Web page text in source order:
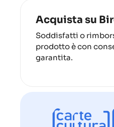
Acquista su
Soddisfatti o
prodotto è con
garantita.